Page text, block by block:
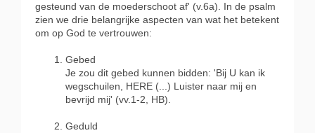
gesteund van de moederschoot af' (v.6a). In de psalm
zien we drie belangrijke aspecten van wat het betekent
om op God te vertrouwen:
Gebed
Je zou dit gebed kunnen bidden: 'Bij U kan ik
wegschuilen, HERE (...) Luister naar mij en
bevrijd mij' (vv.1-2, HB).
Geduld